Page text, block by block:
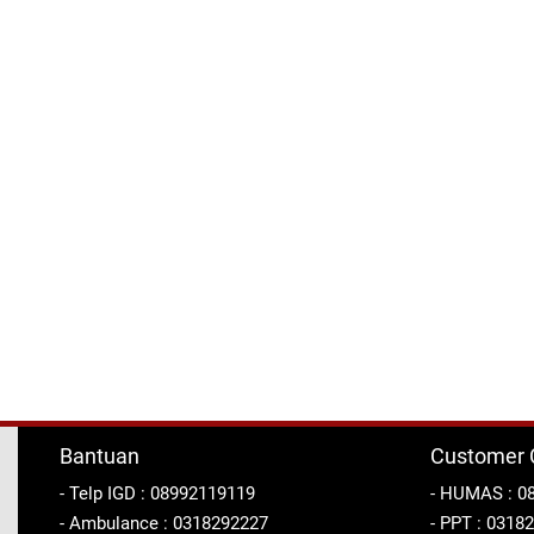
Bantuan
- Telp IGD : 08992119119
- Ambulance : 0318292227
Customer
- HUMAS :
- PPT :